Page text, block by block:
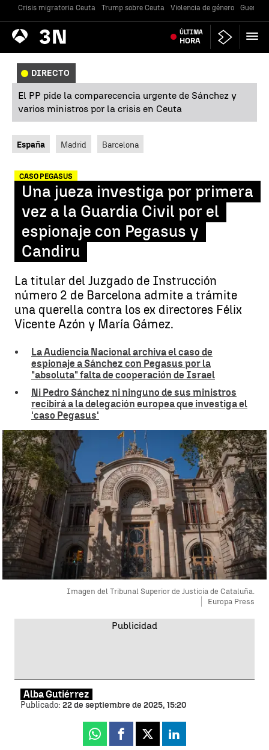
Crisis migratoria Ceuta Trump sobre Ceuta Violencia de género Guerra
Antena
3 Noticias ÚLTIMA
HORA
DIRECTO
El PP pide la comparecencia urgente de Sánchez y
varios ministros por la crisis en Ceuta
España Madrid Barcelona
CASO PEGASUS
Una jueza investiga por primera
vez a la Guardia Civil por el
espionaje con Pegasus y
Candiru
La titular del Juzgado de Instrucción
número 2 de Barcelona admite a trámite
una querella contra los ex directores Félix
Vicente Azón y María Gámez.
La Audiencia Nacional archiva el caso de
espionaje a Sánchez con Pegasus por la
"absoluta" falta de cooperación de Israel
Ni Pedro Sánchez ni ninguno de sus ministros
recibirá a la delegación europea que investiga el
'caso Pegasus'
Imagen del Tribunal Superior de Justicia de Cataluña.
Europa Press
Alba Gutiérrez
Publicado: 22 de septiembre de 2025, 15:20
Whatsapp
Facebook
X Linkedin